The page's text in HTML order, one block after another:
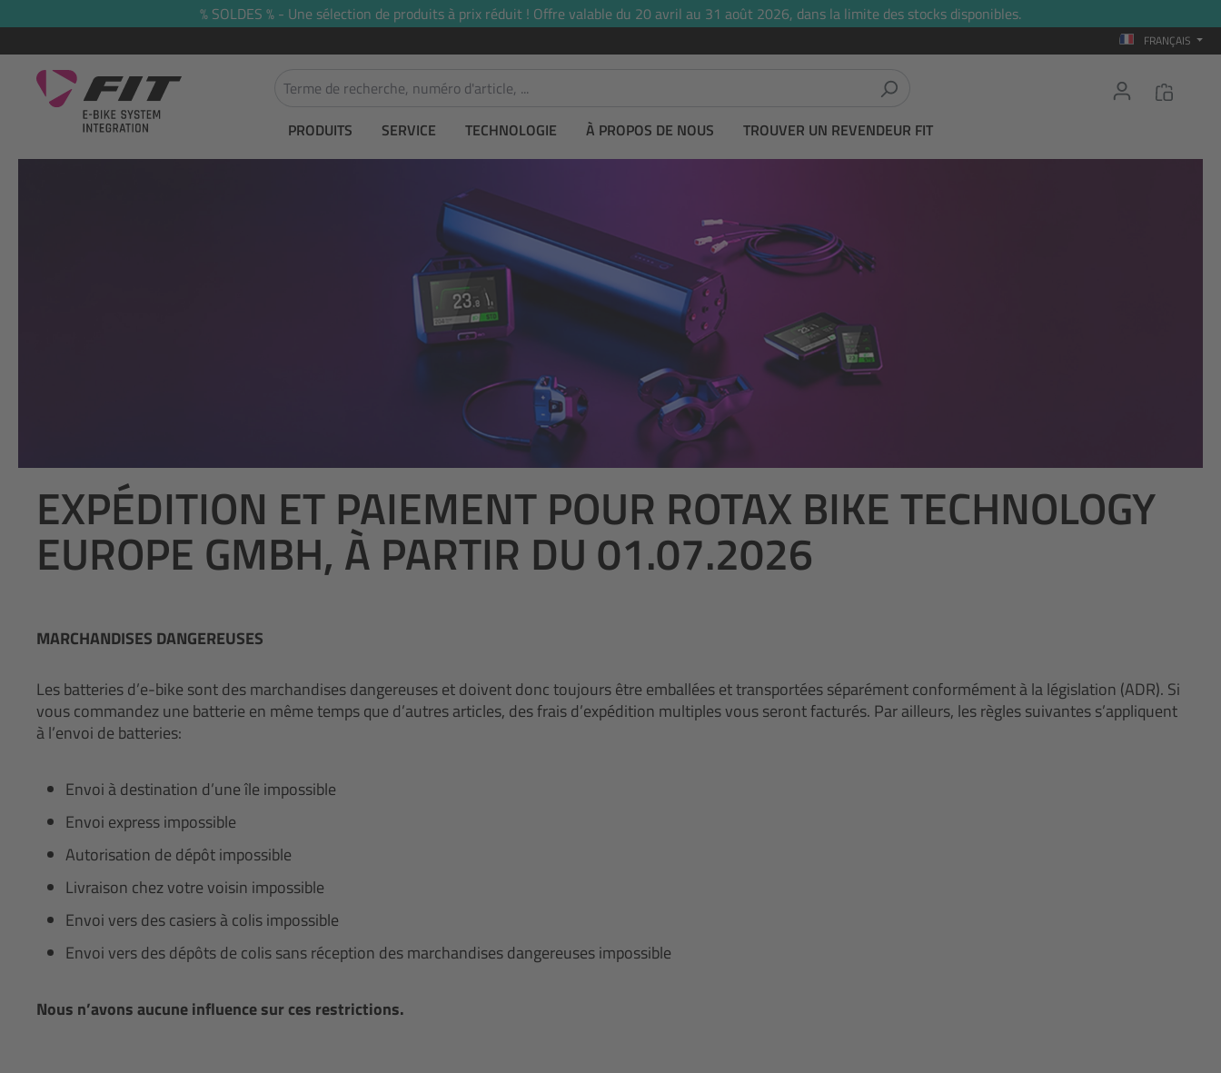
Passer à la navigation principale% SOLDES % - Une sélection de produits à prix réduit ! Offre valable du 20 avril au 31 août 2026, dans la limite des stocks disponibles.
FRANÇAIS
PRODUITS SERVICE TECHNOLOGIE À PROPOS DE NOUS TROUVER UN REVENDEUR FIT
EXPÉDITION ET PAIEMENT POUR ROTAX BIKE TECHNOLOGY
EUROPE GMBH, À PARTIR DU 01.07.2026
MARCHANDISES DANGEREUSES
Les batteries d’e-bike sont des marchandises dangereuses et doivent donc toujours être emballées et transportées séparément conformément à la législation (ADR). Si
vous commandez une batterie en même temps que d’autres articles, des frais d’expédition multiples vous seront facturés. Par ailleurs, les règles suivantes s’appliquent
à l’envoi de batteries:
Envoi à destination d’une île impossible
Envoi express impossible
Autorisation de dépôt impossible
Livraison chez votre voisin impossible
Envoi vers des casiers à colis impossible
Envoi vers des dépôts de colis sans réception des marchandises dangereuses impossible
Nous n’avons aucune influence sur ces restrictions.